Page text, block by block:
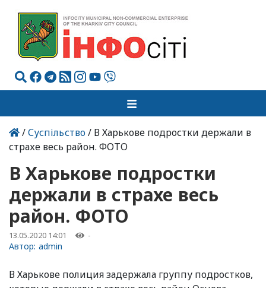
/Суспільство/ В Харькове подростки держали в
страхе весь район. ФОТО
В Харькове подростки
держали в страхе весь
район. ФОТО
13.05.2020 14:01 -
Автор: admin
В Харькове полиция задержала группу подростков,